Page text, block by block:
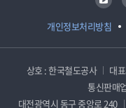
개인정보처리방침
상호 : 한국철도공사 대
통신판매
대전광역시 동구 중앙로 240